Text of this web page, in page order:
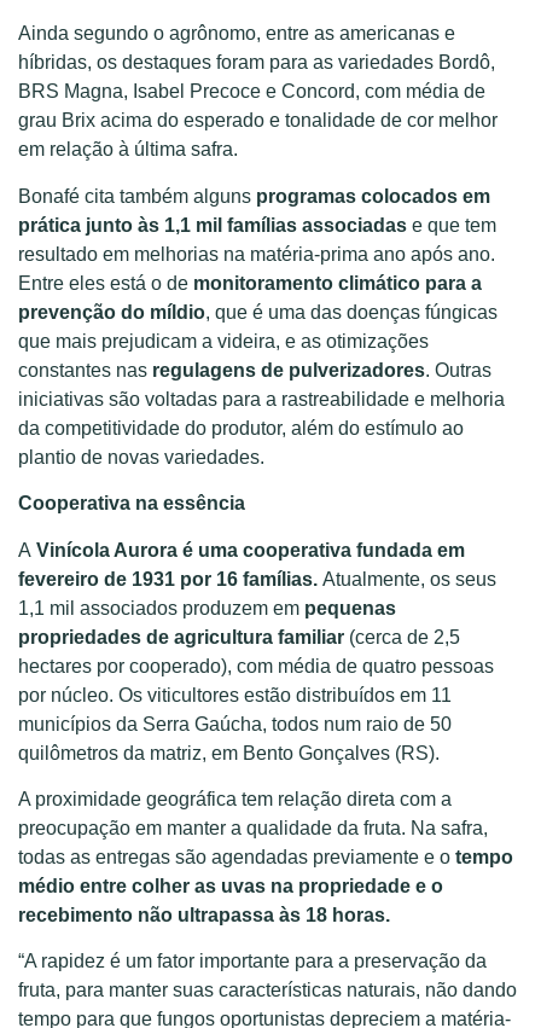
Ainda segundo o agrônomo, entre as americanas e
híbridas, os destaques foram para as variedades Bordô,
BRS Magna, Isabel Precoce e Concord, com média de
grau Brix acima do esperado e tonalidade de cor melhor
em relação à última safra.
Bonafé cita também alguns programas colocados em
prática junto às 1,1 mil famílias associadas e que tem
resultado em melhorias na matéria-prima ano após ano.
Entre eles está o de monitoramento climático para a
prevenção do míldio, que é uma das doenças fúngicas
que mais prejudicam a videira, e as otimizações
constantes nas regulagens de pulverizadores. Outras
iniciativas são voltadas para a rastreabilidade e melhoria
da competitividade do produtor, além do estímulo ao
plantio de novas variedades.
Cooperativa na essência
A Vinícola Aurora é uma cooperativa fundada em
fevereiro de 1931 por 16 famílias. Atualmente, os seus
1,1 mil associados produzem em pequenas
propriedades de agricultura familiar (cerca de 2,5
hectares por cooperado), com média de quatro pessoas
por núcleo. Os viticultores estão distribuídos em 11
municípios da Serra Gaúcha, todos num raio de 50
quilômetros da matriz, em Bento Gonçalves (RS).
A proximidade geográfica tem relação direta com a
preocupação em manter a qualidade da fruta. Na safra,
todas as entregas são agendadas previamente e o tempo
médio entre colher as uvas na propriedade e o
recebimento não ultrapassa às 18 horas.
“A rapidez é um fator importante para a preservação da
fruta, para manter suas características naturais, não dando
tempo para que fungos oportunistas depreciem a matéria-